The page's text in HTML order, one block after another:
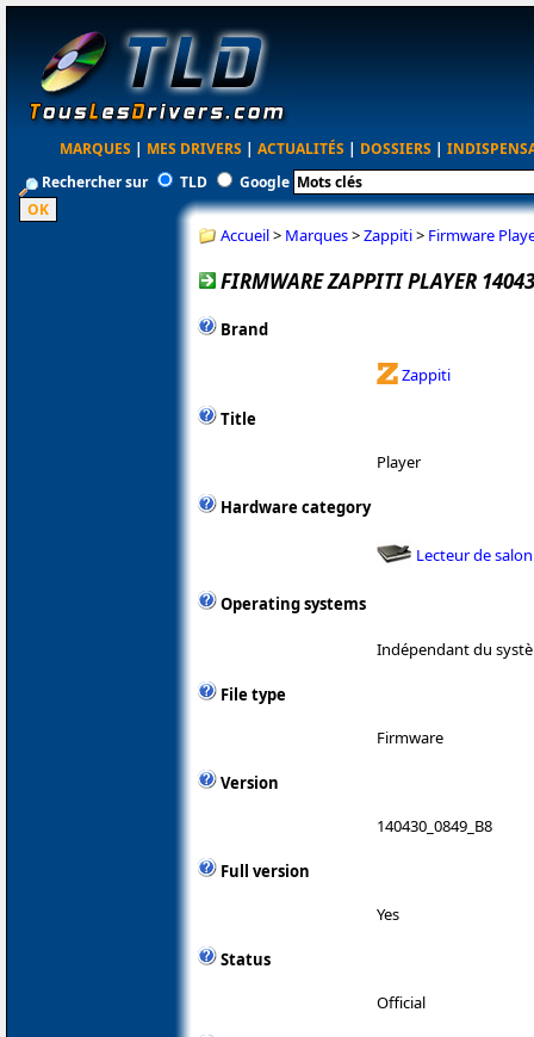
MARQUES | MES DRIVERS | ACTUALITÉS | DOSSIERS |
Rechercher sur
TLD Google
Accueil> Marques>Zappiti> Firmware
FIRMWARE ZAPPITI PLAYER
Brand
Zappiti
Title
Player
Hardware category
Lecteur de salon
Operating systems
Indépendant du
File type
Firmware
Version
140430_0849_B8
Full version
Yes
Status
Official